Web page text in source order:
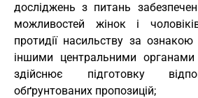
досліджень з питань
можливостей жінок і
протидії насильству за ознакою
іншими центральними органами
здійснює підготовку
обґрунтованих пропозицій;